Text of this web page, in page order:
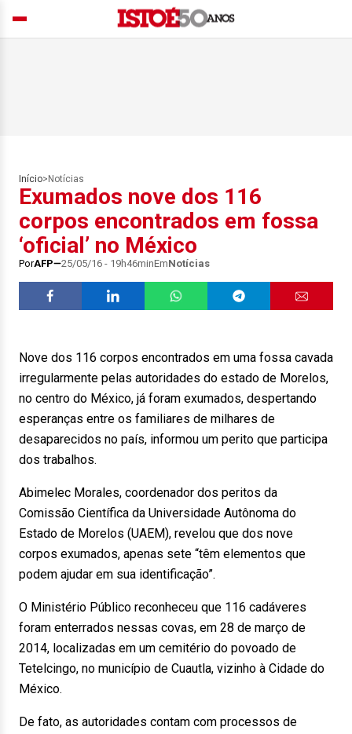
Início> Notícias
Exumados nove dos 116
corpos encontrados em fossa
‘oficial’ no México
PorAFP 25/05/16 - 19h46minEmNotícias
Nove dos 116 corpos encontrados em uma fossa cavada
irregularmente pelas autoridades do estado de Morelos,
no centro do México, já foram exumados, despertando
esperanças entre os familiares de milhares de
desaparecidos no país, informou um perito que participa
dos trabalhos.
Abimelec Morales, coordenador dos peritos da
Comissão Científica da Universidade Autônoma do
Estado de Morelos (UAEM), revelou que dos nove
corpos exumados, apenas sete “têm elementos que
podem ajudar em sua identificação”.
O Ministério Público reconheceu que 116 cadáveres
foram enterrados nessas covas, em 28 de março de
2014, localizadas em um cemitério do povoado de
Tetelcingo, no município de Cuautla, vizinho à Cidade do
México.
De fato, as autoridades contam com processos de